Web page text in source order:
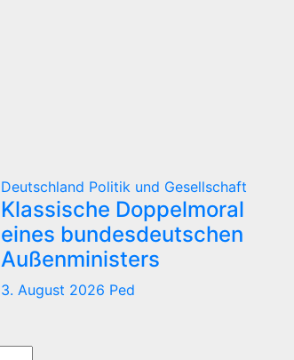
Deutschland Politik und Gesellschaft
Klassische Doppelmoral
eines bundesdeutschen
Außenministers
3. August 2026 Ped